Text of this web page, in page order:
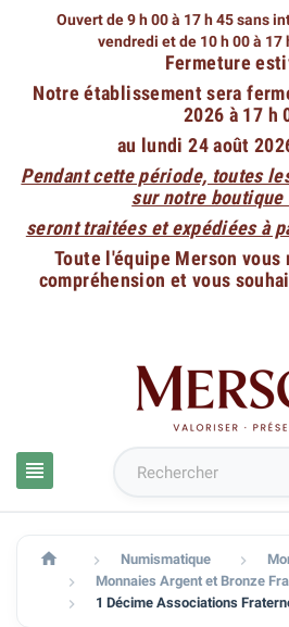
Ouvert de 9 h 00 à 17 h 45 sans
vendredi et de 10 h 00 à 17
Fermeture
Notre établissement sera
2026 à 17 h
au lundi 24 août
Pendant cette période, toutes
sur notre
seront traitées et expédiées à
Toute l'équipe Merson
compréhension et vous

  Numismatique 
 Monnaies Argent et Bronze
 1 Décime Associations